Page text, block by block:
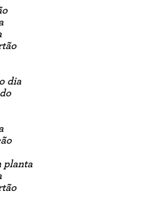
dia
planta